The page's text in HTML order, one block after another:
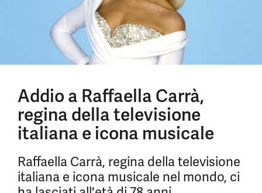
Addio a Raffaella Carrà,
regina della televisione
italiana e icona musicale
Raffaella Carrà, regina della televisione
italiana e icona musicale nel mondo, ci